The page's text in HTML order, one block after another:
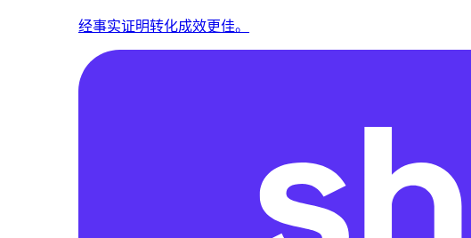
经事实证明转化成效更佳。